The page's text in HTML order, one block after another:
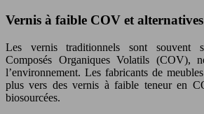
Vernis à faible COV et alternatives
Les vernis traditionnels sont souvent
Composés Organiques Volatils (COV),
l’environnement. Les fabricants de
plus vers des vernis à faible teneur en
biosourcées.